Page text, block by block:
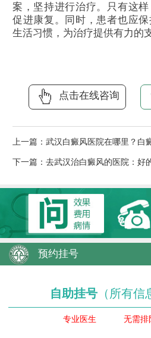
案，坚持进行治疗。只有这
促进康复。同时，患者也应
生活习惯，为治疗提供有力的
点击在线咨询
上一篇： 武汉白癜风医院在哪里？白
下一篇： 去武汉治白癜风的医院：好
预约挂号
自助挂号 （所有信
专业医生 无需排